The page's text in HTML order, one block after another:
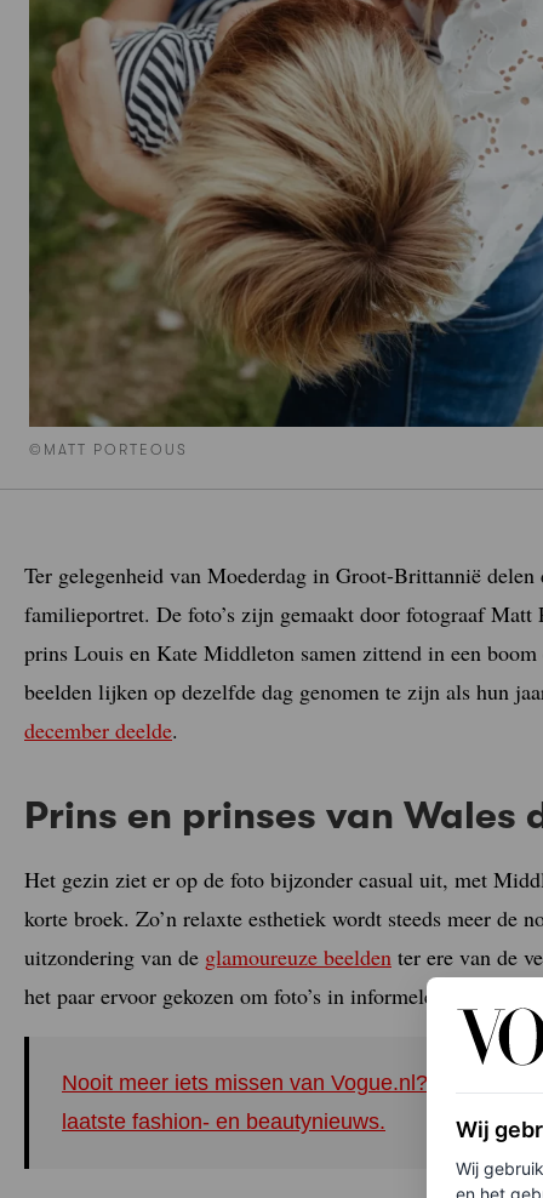
©MATT PORTEOUS
Ter gelegenheid van Moederdag in Groot-Brittannië
familieportret. De foto’s zijn gemaakt door fotograaf Matt
prins Louis en Kate Middleton samen zittend in een
beelden lijken op dezelfde dag genomen te zijn als hun
december deelde.
Prins en prinses van
Het gezin ziet er op de foto bijzonder casual uit, met
korte broek. Zo’n relaxte esthetiek wordt steeds meer de
uitzondering van de glamoureuze beelden ter ere van de
het paar ervoor gekozen om foto’s in informele kleding
Nooit meer iets missen van Vogue.nl? Meld je nu
laatste fashion- en beautynieuws.
Wij
Wij
en het